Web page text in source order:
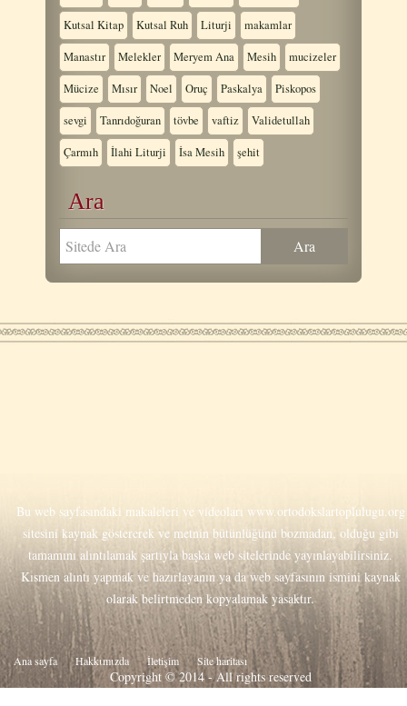
Kutsal Kitap Kutsal Ruh Liturji makamlar
Manastır Melekler Meryem Ana Mesih mucizeler
Mücize Mısır Noel Oruç Paskalya Piskopos
sevgi Tanrıdoğuran tövbe vaftiz Validetullah
Çarmıh İlahi Liturji İsa Mesih şehit
Ara
Bu web sayfasındaki makaleleri ve videoları www.ortodokslartoplulugu.org
sitesini kaynak göstererek ve metnin bütünlüğünü bozmadan, olduğu gibi
tamamını alıntılamak şartıyla başka web sitelerinde yayınlayabilirsiniz.
Kısmen alıntı yapmak ve hazırlayanın ya da web sayfasının ismini kaynak
olarak belirtmeden kopyalamak yasaktır.
Ana sayfa Hakkιmιzda İletişim Site haritası
Copyright © 2014 - All rights reserved